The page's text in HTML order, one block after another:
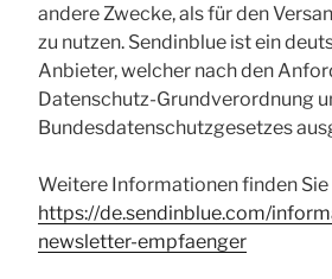
andere Zwecke, als für den
zu nutzen. Sendinblue ist ein
Anbieter, welcher nach den
Datenschutz-Grundverordnung
Bundesdatenschutzgesetzes
Weitere Informationen finden Sie
https://de.sendinblue.com/
newsletter-empfaenger